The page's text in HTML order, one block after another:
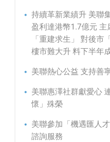
持續革新業績升 美聯
盈利達港幣1.7億元
「重建求生」 對後市
樓市難大升 料下半年
美聯熱心公益 支持善
美聯惠澤社群獻愛心
懷」殊榮
美聯參加「機遇匯人
諮詢服務